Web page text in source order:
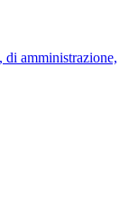
amministrazione,